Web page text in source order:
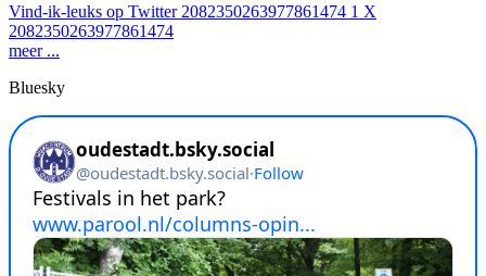
Vind-ik-leuks op Twitter 2082350263977861474 1 X
2082350263977861474
meer ...
Bluesky